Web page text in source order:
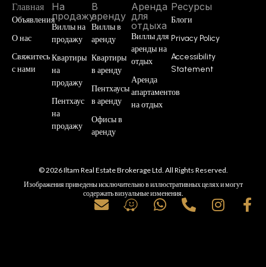
Главная
Объявления
О нас
Свяжитесь
с нами
На
продажу
Виллы на
продажу
Квартиры
на
продажу
Пентхаус
на
продажу
В
аренду
Виллы в
аренду
Квартиры
в аренду
Пентхаусы
в аренду
Офисы в
аренду
Аренда
для
отдыха
Виллы для
аренды на
отдых
Аренда
апартаментов
на отдых
Ресурсы
Блоги
Privacy Policy
Accessibility
Statement
© 2026 Iltam Real Estate Brokerage Ltd. All Rights Reserved.
Изображения приведены исключительно в иллюстративных целях и могут
содержать визуальные изменения.